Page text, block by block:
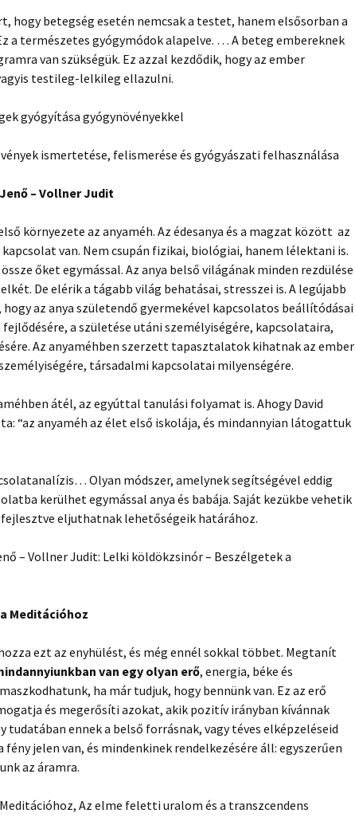
hogy betegség esetén nemcsak a testet, hanem elsősorban a
a természetes gyógymódok alapelve. … A beteg embereknek
van szükségük. Ez azzal kezdődik, hogy az ember
testileg-lelkileg ellazulni.
gyógyítása gyógynövényekkel
ismertetése, felismerése és gyógyászati felhasználása
– Vollner Judit
környezete az anyaméh. Az édesanya és a magzat között az
van. Nem csupán fizikai, biológiai, hanem lélektani is.
őket egymással. Az anya belső világának minden rezdülése
De elérik a tágabb világ behatásai, stresszei is. A legújabb
az anya születendő gyermekével kapcsolatos beállítódásai
a születése utáni személyiségére, kapcsolataira,
Az anyaméhben szerzett tapasztalatok kihatnak az ember
társadalmi kapcsolatai milyenségére.
átél, az egyúttal tanulási folyamat is. Ahogy David
“az anyaméh az élet első iskolája, és mindannyian látogattuk
Olyan módszer, amelynek segítségével eddig
kerülhet egymással anya és babája. Saját kezükbe vehetik
fejlesztve eljuthatnak lehetőségeik határához.
– Vollner Judit: Lelki köldökzsinór – Beszélgetek a
Meditációhoz
ezt az enyhülést, és még ennél sokkal többet. Megtanít
van egy olyan erő, energia, béke és
ha már tudjuk, hogy bennünk van. Ez az erő
és megerősíti azokat, akik pozitív irányban kívánnak
tudatában ennek a belső forrásnak, vagy téves elképzeléseid
jelen van, és mindenkinek rendelkezésére áll: egyszerűen
az áramra.
Az elme feletti uralom és a transzcendens